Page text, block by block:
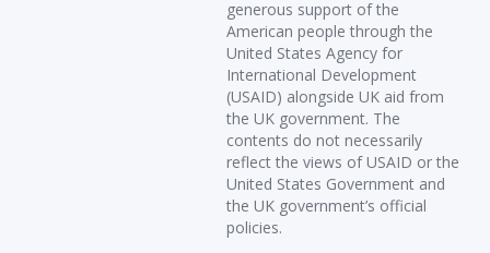
generous support of the
American people through the
United States Agency for
International Development
(USAID) alongside UK aid from
the UK government. The
contents do not necessarily
reflect the views of USAID or the
United States Government and
the UK government’s official
policies.